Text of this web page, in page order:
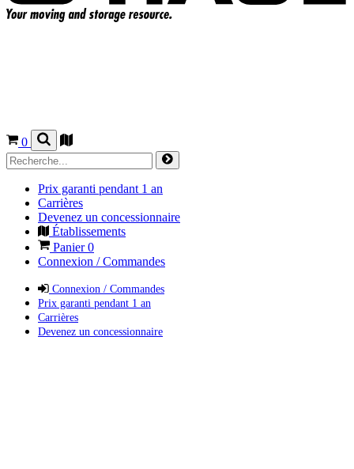
0
Prix garanti pendant 1 an
Carrières
Devenez un concessionnaire
Établissements
Panier0
Connexion / Commandes
Connexion / Commandes
Prix garanti pendant 1 an
Carrières
Devenez un concessionnaire